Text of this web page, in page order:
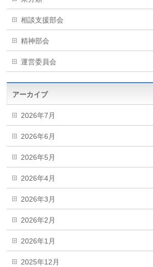
相談支援部会
精神部会
運営委員会
アーカイブ
2026年7月
2026年6月
2026年5月
2026年4月
2026年3月
2026年2月
2026年1月
2025年12月